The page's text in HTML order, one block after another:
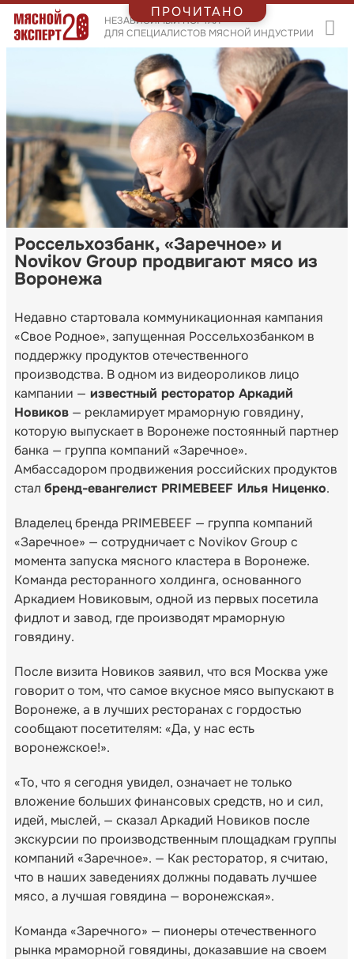
НЕЗАВИСИМЫЙ ПОРТАЛ
ДЛЯ СПЕЦИАЛИСТОВ МЯСНОЙ ИНДУСТРИИ
Россельхозбанк, «Заречное» и
Novikov Group продвигают мясо из
Воронежа
Недавно стартовала коммуникационная кампания
«Свое Родное», запущенная Россельхозбанком в
поддержку продуктов отечественного
производства. В одном из видеороликов лицо
кампании — известный ресторатор Аркадий
Новиков — рекламирует мраморную говядину,
которую выпускает в Воронеже постоянный партнер
банка — группа компаний «Заречное».
Амбассадором продвижения российских продуктов
стал бренд-евангелист PRIMEBEEF Илья Ниценко.
Владелец бренда PRIMEBEEF — группа компаний
«Заречное» — сотрудничает с Novikov Group с
момента запуска мясного кластера в Воронеже.
Команда ресторанного холдинга, основанного
Аркадием Новиковым, одной из первых посетила
фидлот и завод, где производят мраморную
говядину.
После визита Новиков заявил, что вся Москва уже
говорит о том, что самое вкусное мясо выпускают в
Воронеже, а в лучших ресторанах с гордостью
сообщают посетителям: «Да, у нас есть
воронежское!».
«То, что я сегодня увидел, означает не только
вложение больших финансовых средств, но и сил,
идей, мыслей, — сказал Аркадий Новиков после
экскурсии по производственным площадкам группы
компаний «Заречное». — Как ресторатор, я считаю,
что в наших заведениях должны подавать лучшее
мясо, а лучшая говядина — воронежская».
Команда «Заречного» — пионеры отечественного
рынка мраморной говядины, доказавшие на своем
ПРОЧИТАНО